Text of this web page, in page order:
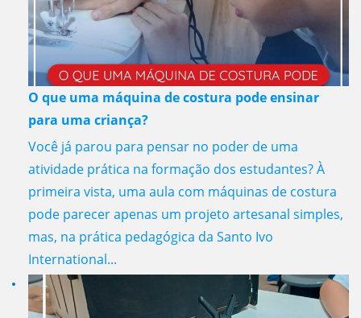
O que uma máquina de costura pode ensinar
para uma criança?
Você já parou para pensar no poder de uma
atividade prática na formação dos estudantes? À
primeira vista, uma aula com máquinas de costura
pode parecer apenas um projeto artesanal simples,
mas, na prática pedagógica da Santo Ivo
International...